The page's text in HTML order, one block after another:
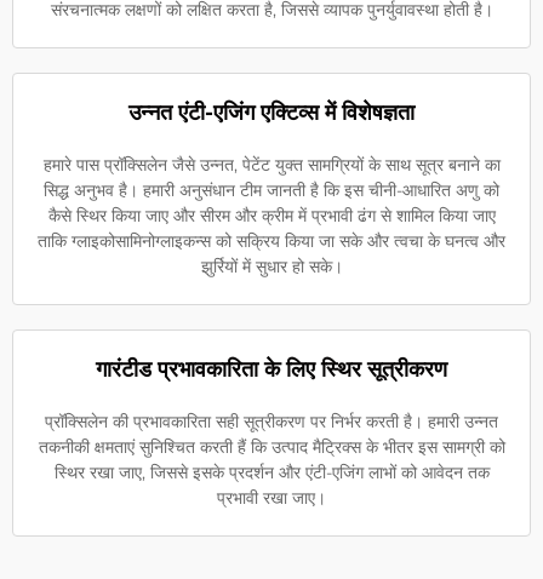
संरचनात्मक लक्षणों को लक्षित करता है, जिससे व्यापक पुनर्युवावस्था होती है।
उन्नत एंटी-एजिंग एक्टिव्स में विशेषज्ञता
हमारे पास प्रॉक्सिलेन जैसे उन्नत, पेटेंट युक्त सामग्रियों के साथ सूत्र बनाने का
सिद्ध अनुभव है। हमारी अनुसंधान टीम जानती है कि इस चीनी-आधारित अणु को
कैसे स्थिर किया जाए और सीरम और क्रीम में प्रभावी ढंग से शामिल किया जाए
ताकि ग्लाइकोसामिनोग्लाइकन्स को सक्रिय किया जा सके और त्वचा के घनत्व और
झुर्रियों में सुधार हो सके।
गारंटीड प्रभावकारिता के लिए स्थिर सूत्रीकरण
प्रॉक्सिलेन की प्रभावकारिता सही सूत्रीकरण पर निर्भर करती है। हमारी उन्नत
तकनीकी क्षमताएं सुनिश्चित करती हैं कि उत्पाद मैट्रिक्स के भीतर इस सामग्री को
स्थिर रखा जाए, जिससे इसके प्रदर्शन और एंटी-एजिंग लाभों को आवेदन तक
प्रभावी रखा जाए।